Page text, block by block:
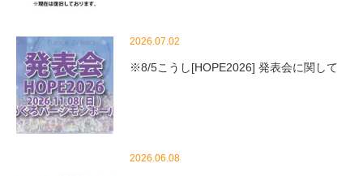
2026.07.02
※8/5こうし[HOPE2026] 発表会に関して
2026.06.08